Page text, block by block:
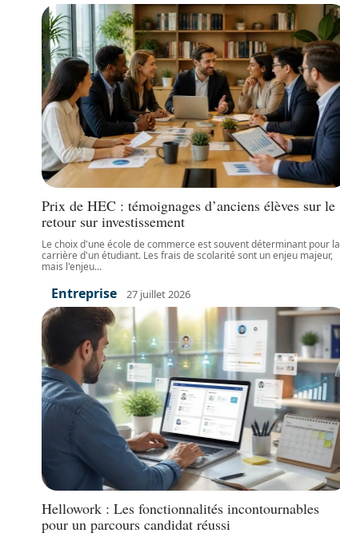
Prix de HEC : témoignages d’anciens élèves sur le
retour sur investissement
Le choix d'une école de commerce est souvent déterminant pour la
carrière d'un étudiant. Les frais de scolarité sont un enjeu majeur,
mais l'enjeu…
Entreprise 27 juillet 2026
Hellowork : Les fonctionnalités incontournables
pour un parcours candidat réussi